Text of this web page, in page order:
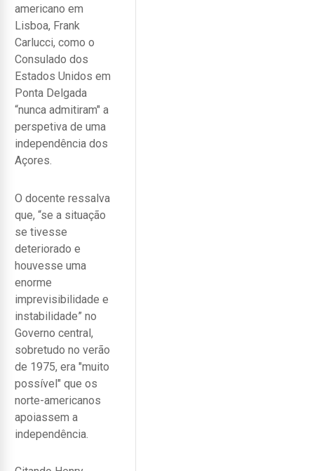
americano em
Lisboa, Frank
Carlucci, como o
Consulado dos
Estados Unidos em
Ponta Delgada
“nunca admitiram" a
perspetiva de uma
independência dos
Açores.
O docente ressalva
que, “se a situação
se tivesse
deteriorado e
houvesse uma
enorme
imprevisibilidade e
instabilidade” no
Governo central,
sobretudo no verão
de 1975, era "muito
possível" que os
norte-americanos
apoiassem a
independência.